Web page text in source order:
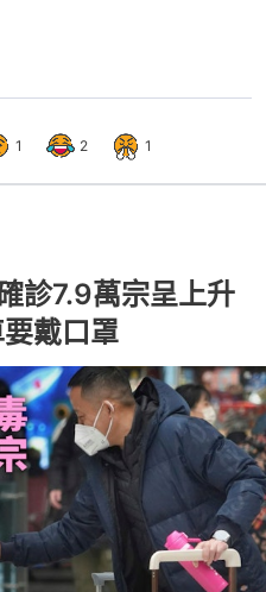
1 2 1
診7.9萬宗呈上升
戴口罩